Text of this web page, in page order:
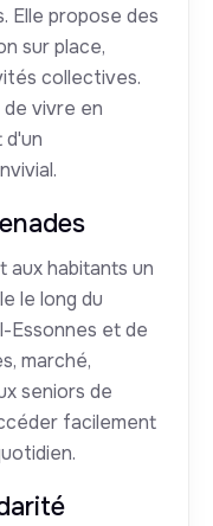
Elle propose des
sur place,
collectives.
vivre en
habitants un
le long du
Essonnes et de
marché,
seniors de
facilement